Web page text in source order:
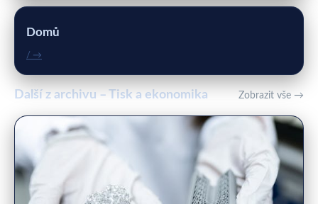
Domů
/ →
Další z archivu – Tisk a ekonomika Zobrazit vše →